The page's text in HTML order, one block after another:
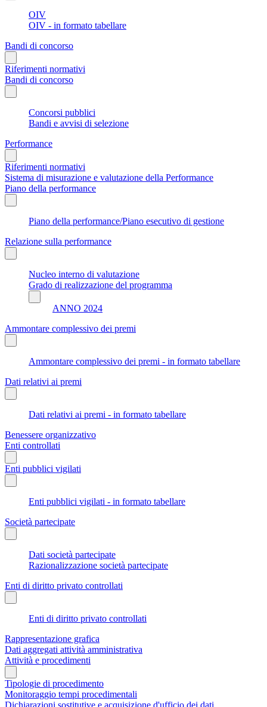
OIV
OIV - in formato tabellare
Bandi di concorso
Riferimenti normativi
Bandi di concorso
Concorsi pubblici
Bandi e avvisi di selezione
Performance
Riferimenti normativi
Sistema di misurazione e valutazione della Performance
Piano della performance
Piano della performance/Piano esecutivo di gestione
Relazione sulla performance
Nucleo interno di valutazione
Grado di realizzazione del programma
ANNO 2024
Ammontare complessivo dei premi
Ammontare complessivo dei premi - in formato tabellare
Dati relativi ai premi
Dati relativi ai premi - in formato tabellare
Benessere organizzativo
Enti controllati
Enti pubblici vigilati
Enti pubblici vigilati - in formato tabellare
Società partecipate
Dati società partecipate
Razionalizzazione società partecipate
Enti di diritto privato controllati
Enti di diritto privato controllati
Rappresentazione grafica
Dati aggregati attività amministrativa
Attività e procedimenti
Tipologie di procedimento
Monitoraggio tempi procedimentali
Dichiarazioni sostitutive e acquisizione d'ufficio dei dati